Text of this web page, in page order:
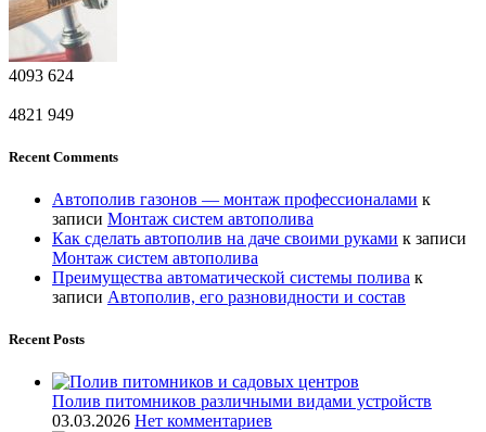
4093 624
4821 949
Recent Comments
Автополив газонов — монтаж профессионалами к
записи Монтаж систем автополива
Как сделать автополив на даче своими руками к записи
Монтаж систем автополива
Преимущества автоматической системы полива к
записи Автополив, его разновидности и состав
Recent Posts
Полив питомников различными видами устройств
03.03.2026 Нет комментариев